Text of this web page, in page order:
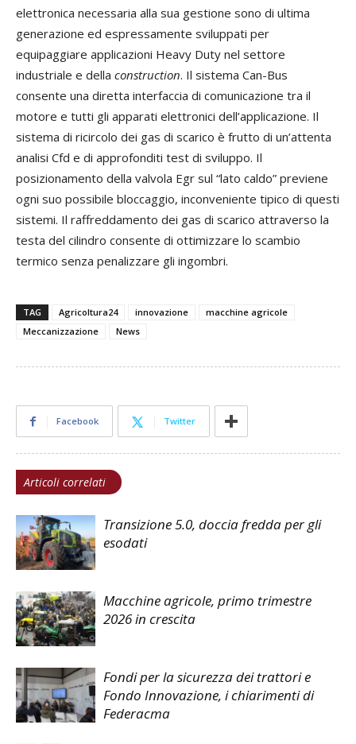
elettronica necessaria alla sua gestione sono di ultima
generazione ed espressamente sviluppati per
equipaggiare applicazioni Heavy Duty nel settore
industriale e della construction. Il sistema Can-Bus
consente una diretta interfaccia di comunicazione tra il
motore e tutti gli apparati elettronici dell’applicazione. Il
sistema di ricircolo dei gas di scarico è frutto di un’attenta
analisi Cfd e di approfonditi test di sviluppo. Il
posizionamento della valvola Egr sul “lato caldo” previene
ogni suo possibile bloccaggio, inconveniente tipico di questi
sistemi. Il raffreddamento dei gas di scarico attraverso la
testa del cilindro consente di ottimizzare lo scambio
termico senza penalizzare gli ingombri.
TAG Agricoltura24 innovazione
macchine agricole
Meccanizzazione
News
Facebook Twitter
Articoli correlati
Transizione 5.0, doccia fredda per gli
esodati
Macchine agricole, primo trimestre
2026 in crescita
Fondi per la sicurezza dei trattori e
Fondo Innovazione, i chiarimenti di
Federacma